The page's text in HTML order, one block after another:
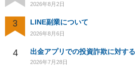
2026年8月2日
3 LINE副業について
2026年8月6日
4 出金アプリでの投資詐欺に対す
2026年7月28日